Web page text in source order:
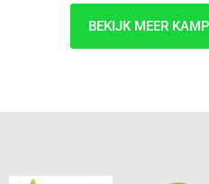
BEKIJK MEER